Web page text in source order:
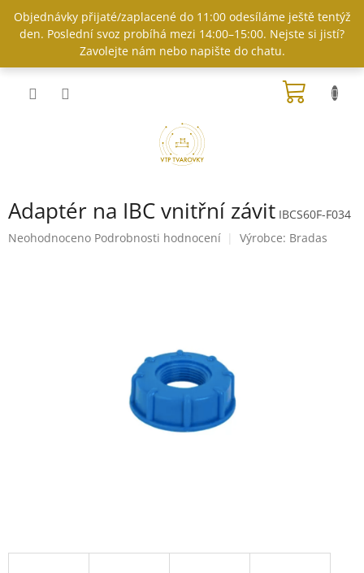
obsah
Objednávky přijaté/zaplacené do 11:00 odesíláme ještě tentýž
den. Poslední svoz probíhá mezi 14:00–15:00. Nejste si jistí?
Zavolejte nám nebo napište do chatu.
Adaptér na IBC vnitřní závit IBCS60F-F034
Průměrné
Neohodnoceno Podrobnosti hodnocení Výrobce: Bradas